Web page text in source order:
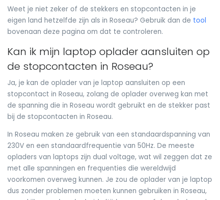
Weet je niet zeker of de stekkers en stopcontacten in je
eigen land hetzelfde zijn als in Roseau? Gebruik dan de tool
bovenaan deze pagina om dat te controleren.
Kan ik mijn laptop oplader aansluiten op
de stopcontacten in Roseau?
Ja, je kan de oplader van je laptop aansluiten op een
stopcontact in Roseau, zolang de oplader overweg kan met
de spanning die in Roseau wordt gebruikt en de stekker past
bij de stopcontacten in Roseau.
In Roseau maken ze gebruik van een standaardspanning van
230V en een standaardfrequentie van 50Hz. De meeste
opladers van laptops zijn dual voltage, wat wil zeggen dat ze
met alle spanningen en frequenties die wereldwijd
voorkomen overweg kunnen. Je zou de oplader van je laptop
dus zonder problemen moeten kunnen gebruiken in Roseau,